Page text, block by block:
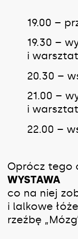
19.00 –
19.30 –
i
20.30 –
21.00 –
i
22.00 –
Oprócz tego
WYSTAWA
co na niej
i lalkowe
rzeźbę